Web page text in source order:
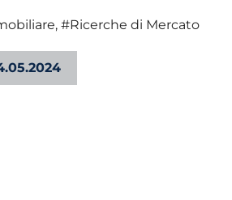
, #Ricerche di Mercato